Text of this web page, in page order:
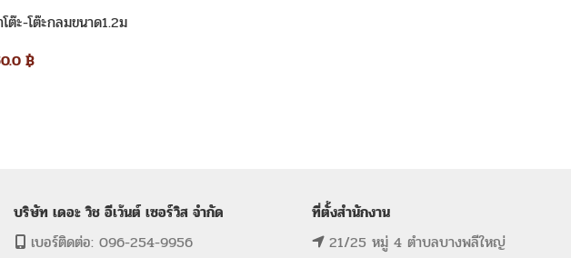
โต๊ะ-โต๊ะกลมขนาด1.2ม
฿
บริษัท เดอะ วิช อีเว้นต์ เซอร์วิส จำกัด
เบอร์ติดต่อ: 096-254-9956
ที่ตั้งสำนักงาน
21/25 หมู่ 4 ตำบลบางพลีใหญ่